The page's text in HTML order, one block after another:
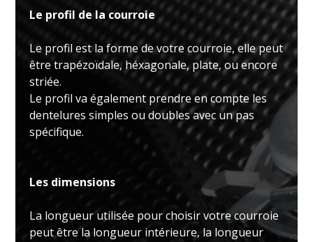
Le profil de la courroie
Le profil est la forme de votre courroie, elle peut
être trapézoïdale, héxagonale, plate, ou encore
striée.
Le profil va également prendre en compte les
dentelures simples ou doubles avec un pas
spécifique.
Les dimensions
La longueur utilisée pour choisir votre courroie
peut être la longueur intérieure, la longueur